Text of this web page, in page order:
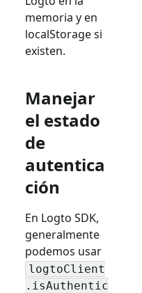
memoria y en
localStorage si
existen.
Manejar
el estado
de
autentica
ción
En Logto SDK,
generalmente
podemos usar
logtoClient
.isAuthentic